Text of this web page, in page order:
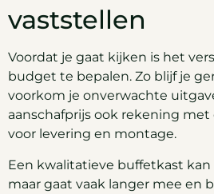
vaststellen
Voordat je gaat kijken is het
budget te bepalen. Zo blijf je
voorkom je onverwachte
aanschafprijs ook rekening
voor levering en montage.
Een kwalitatieve buffetkast
maar gaat vaak langer mee en